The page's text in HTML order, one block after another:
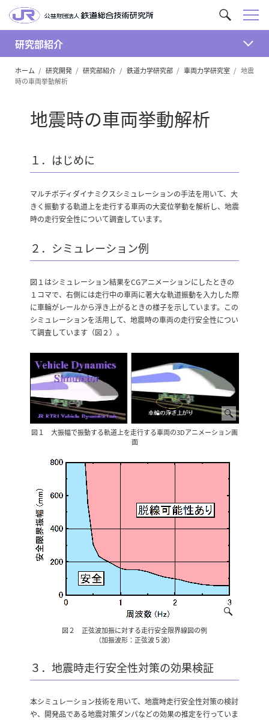
サ
イ
内
を
メ
ー
研究部紹介
開
ホーム 研究開発 研究部紹介 鉄道力学研究部 車両力学研究室
地震
時の車両挙動解析
地震時の車両挙動解析
１．はじめに
マルチボディダイナミクスシミュレーションの手法を用いて、大
きく振動する軌道上を走行する車両の大変位挙動を解析し、地震
時の走行安全性について調査しています。
２．シミュレーション例
図１はシミュレーション結果をCGアニメーションにしたときの
１コマで、右側には走行中の車両に著大な軌道振動を入力した際
に車輪がレールから浮き上がるときの様子を示しています。この
シミュレーションを活用して、地震時の車両の走行安全性につい
て調査しています（図２）。
図１ 大振幅で振動する軌道上を走行する車両の3Dアニメーション画
面
図２ 正弦波加振に対する走行安全限界線図の例
（加振波形：正弦波５波）
３．地震時走行安全性対策の効果検証
本シミュレーション技術を用いて、地震時走行安全性対策の検討
や、開発品である地震対策ダンパなどの効果の推定を行っていま